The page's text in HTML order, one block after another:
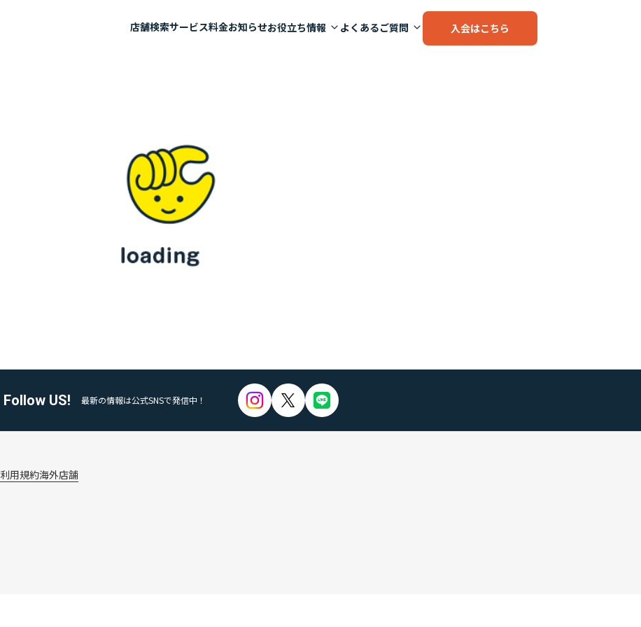
店舗検索サービス料金お知らせお役立ち情報 よくあるご質問 入会はこちら
Follow US! 最新の情報は公式SNSで発信中！
利用規約海外店舗